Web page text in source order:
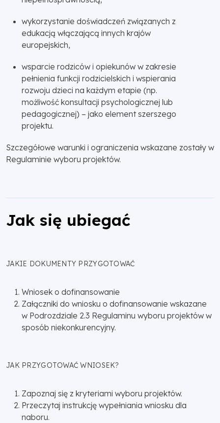
wykorzystanie doświadczeń związanych z
edukacją włączającą innych krajów
europejskich,
wsparcie rodziców i opiekunów w zakresie
pełnienia funkcji rodzicielskich i wspierania
rozwoju dzieci na każdym etapie (np.
możliwość konsultacji psychologicznej lub
pedagogicznej) – jako element szerszego
projektu.
Szczegółowe warunki i ograniczenia wskazane zostały w
Regulaminie wyboru projektów.
Jak się ubiegać
JAKIE DOKUMENTY PRZYGOTOWAĆ
Wniosek o dofinansowanie
Załączniki do wniosku o dofinansowanie wskazane
w Podrozdziale 2.3 Regulaminu wyboru projektów w
sposób niekonkurencyjny.
JAK PRZYGOTOWAĆ WNIOSEK?
Zapoznaj się z kryteriami wyboru projektów.
Przeczytaj instrukcję wypełniania wniosku dla
naboru.